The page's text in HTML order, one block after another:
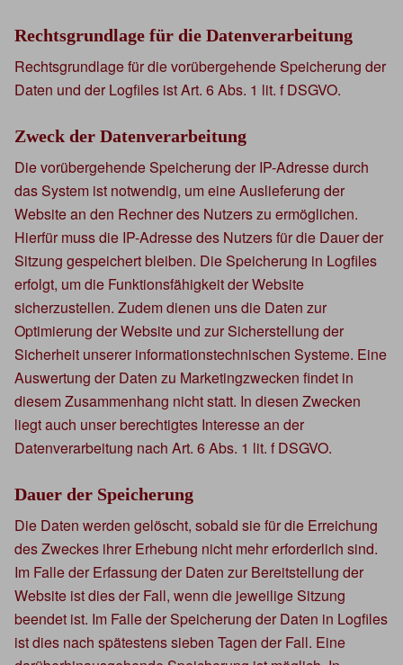
Rechtsgrundlage für die Datenverarbeitung
Rechtsgrundlage für die vorübergehende Speicherung der
Daten und der Logfiles ist Art. 6 Abs. 1 lit. f DSGVO.
Zweck der Datenverarbeitung
Die vorübergehende Speicherung der IP-Adresse durch
das System ist notwendig, um eine Auslieferung der
Website an den Rechner des Nutzers zu ermöglichen.
Hierfür muss die IP-Adresse des Nutzers für die Dauer der
Sitzung gespeichert bleiben. Die Speicherung in Logfiles
erfolgt, um die Funktionsfähigkeit der Website
sicherzustellen. Zudem dienen uns die Daten zur
Optimierung der Website und zur Sicherstellung der
Sicherheit unserer informationstechnischen Systeme. Eine
Auswertung der Daten zu Marketingzwecken findet in
diesem Zusammenhang nicht statt. In diesen Zwecken
liegt auch unser berechtigtes Interesse an der
Datenverarbeitung nach Art. 6 Abs. 1 lit. f DSGVO.
Dauer der Speicherung
Die Daten werden gelöscht, sobald sie für die Erreichung
des Zweckes ihrer Erhebung nicht mehr erforderlich sind.
Im Falle der Erfassung der Daten zur Bereitstellung der
Website ist dies der Fall, wenn die jeweilige Sitzung
beendet ist. Im Falle der Speicherung der Daten in Logfiles
ist dies nach spätestens sieben Tagen der Fall. Eine